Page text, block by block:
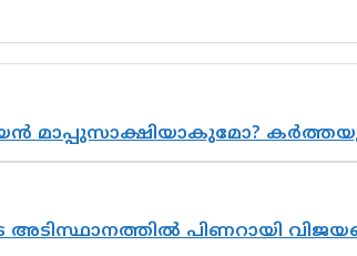
മാപ്പുസാക്ഷിയാകുമോ?
പിണറായി